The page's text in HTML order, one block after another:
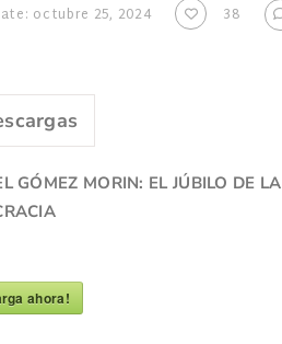
octubre 25, 2024 38
GÓMEZ MORIN: EL JÚBILO DE LA
ahora!